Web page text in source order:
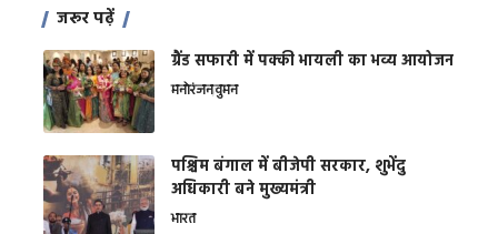
जरूर पढ़ें
ग्रैंड सफारी में पक्की भायली का भव्य आयोजन
मनोरंजनवुमन
पश्चिम बंगाल में बीजेपी सरकार, शुभेंदु
अधिकारी बने मुख्यमंत्री
भारत